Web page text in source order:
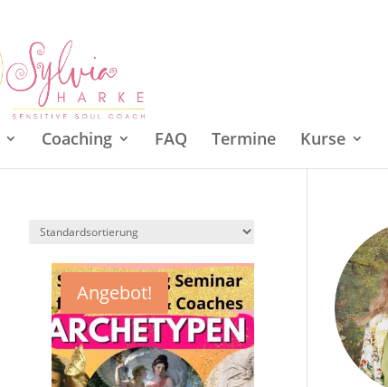
Coaching FAQ Termine Kurse
Angebot!